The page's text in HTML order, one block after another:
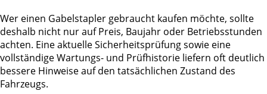
Wer einen Gabelstapler gebraucht kaufen möchte, sollte
deshalb nicht nur auf Preis, Baujahr oder Betriebsstunden
achten. Eine aktuelle Sicherheitsprüfung sowie eine
vollständige Wartungs- und Prüfhistorie liefern oft deutlich
bessere Hinweise auf den tatsächlichen Zustand des
Fahrzeugs.